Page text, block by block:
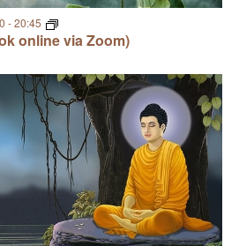
online via Zoom)
-20:45